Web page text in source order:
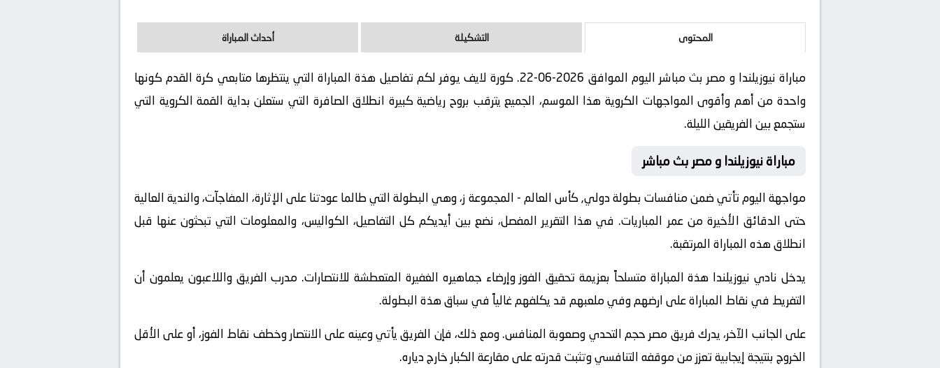
المحتوى التشكيلة أحداث المباراة
مباراة نيوزيلندا و مصر بث مباشر اليوم الموافق 2026-06-22. كورة لايف يوفر لكم تفاصيل هذة المباراة التي ينتظرها متابعي كرة القدم كونها
واحدة من أهم وأقوى المواجهات الكروية هذا الموسم، الجميع يترقب بروح رياضية كبيرة انطلاق الصافرة التي ستعلن بداية القمة الكروية التي
ستجمع بين الفريقين الليلة.
مباراة نيوزيلندا و مصر بث مباشر
مواجهة اليوم تأتي ضمن منافسات بطولة دولي, كأس العالم - المجموعة ز، وهي البطولة التي طالما عودتنا على الإثارة، المفاجآت، والندية العالية
حتى الدقائق الأخيرة من عمر المباريات. في هذا التقرير المفصل، نضع بين أيديكم كل التفاصيل، الكواليس، والمعلومات التي تبحثون عنها قبل
انطلاق هذه المباراة المرتقبة.
يدخل نادي نيوزيلندا هذة المباراة متسلحاً بعزيمة تحقيق الفوز وإرضاء جماهيره الغفيرة المتعطشة للانتصارات. مدرب الفريق واللاعبون يعلمون أن
التفريط في نقاط المباراة على ارضهم وفي ملعبهم قد يكلفهم غالياً في سباق هذة البطولة.
على الجانب الآخر، يدرك فريق مصر حجم التحدي وصعوبة المنافس. ومع ذلك، فإن الفريق يأتي وعينه على الانتصار وخطف نقاط الفوز، أو على الأقل
الخروج بنتيجة إيجابية تعزز من موقفه التنافسي وتثبت قدرته على مقارعة الكبار خارج دياره.